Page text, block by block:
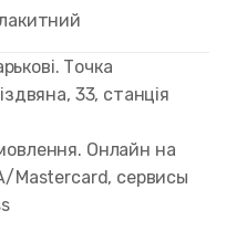
Точка
33, станція
Онлайн на
Mastercard, сервисы